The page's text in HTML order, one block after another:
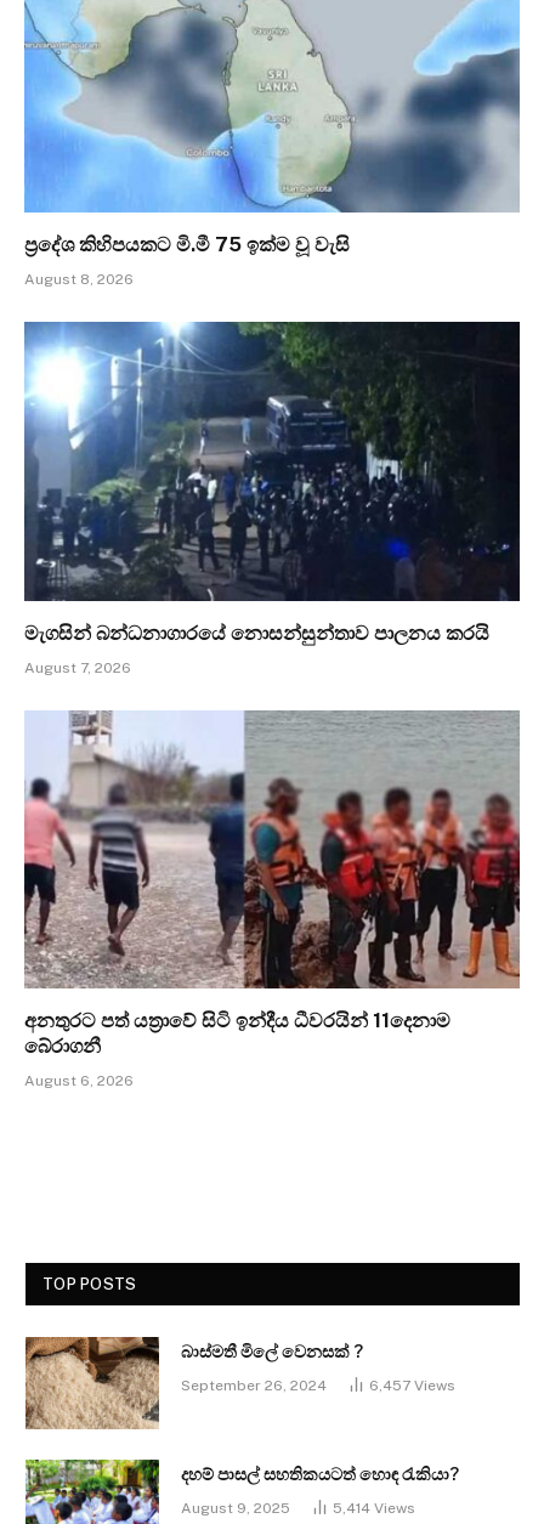
ප්‍රදේශ කිහිපයකට මි.මී 75 ඉක්ම වූ වැසි
August 8, 2026
මැගසින් බන්ධනාගාරයේ නොසන්සුන්තාව පාලනය කරයි
August 7, 2026
අනතුරට පත් යත්‍රාවේ සිටි ඉන්දීය ධීවරයින් 11දෙනාම
බේරාගනී
August 6, 2026
TOP POSTS
බාස්මතී මිලේ වෙනසක් ?
September 26, 2024 6,457 Views
දහම් පාසල් සහතිකයටත් හොඳ රැකියා?
August 9, 2025 5,414 Views